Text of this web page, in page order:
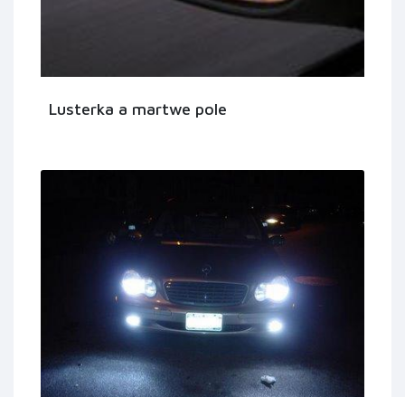
Lusterka a martwe pole